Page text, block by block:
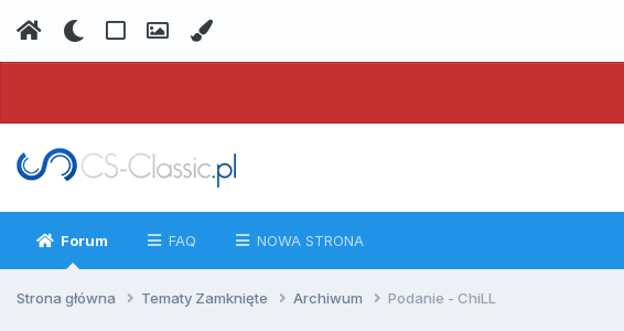
Forum FAQ NOWA STRONA
Strona główna Tematy Zamknięte Archiwum Podanie - ChiLL